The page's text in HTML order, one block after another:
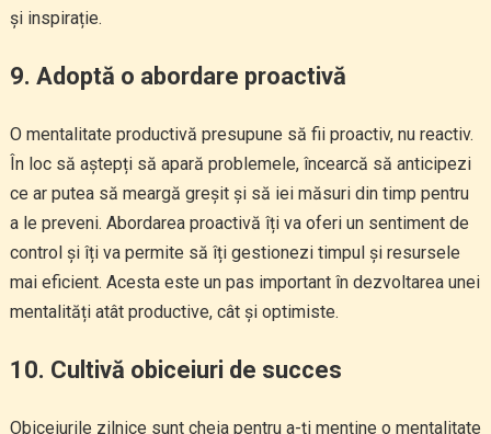
și inspirație.
9. Adoptă o abordare proactivă
O mentalitate productivă presupune să fii proactiv, nu reactiv.
În loc să aștepți să apară problemele, încearcă să anticipezi
ce ar putea să meargă greșit și să iei măsuri din timp pentru
a le preveni. Abordarea proactivă îți va oferi un sentiment de
control și îți va permite să îți gestionezi timpul și resursele
mai eficient. Acesta este un pas important în dezvoltarea unei
mentalități atât productive, cât și optimiste.
10. Cultivă obiceiuri de succes
Obiceiurile zilnice sunt cheia pentru a-ți menține o mentalitate